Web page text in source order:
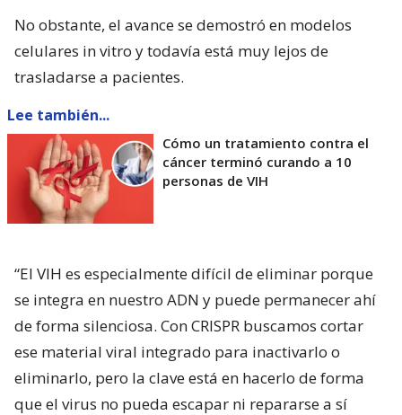
No obstante, el avance se demostró en modelos
celulares in vitro y todavía está muy lejos de
trasladarse a pacientes.
Lee también...
Cómo un tratamiento contra el
cáncer terminó curando a 10
personas de VIH
“El VIH es especialmente difícil de eliminar porque
se integra en nuestro ADN y puede permanecer ahí
de forma silenciosa. Con CRISPR buscamos cortar
ese material viral integrado para inactivarlo o
eliminarlo, pero la clave está en hacerlo de forma
que el virus no pueda escapar ni repararse a sí